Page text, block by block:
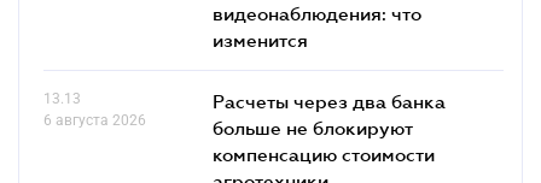
видеонаблюдения: что
изменится
13.13
6 августа 2026
Расчеты через два банка
больше не блокируют
компенсацию стоимости